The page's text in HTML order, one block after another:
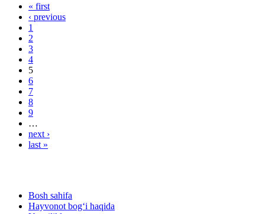
Pages« first
‹ previous
1
2
3
4
5
6
7
8
9
…
next ›
last »
Bosh sahifa
Hayvonot bog‘i haqida